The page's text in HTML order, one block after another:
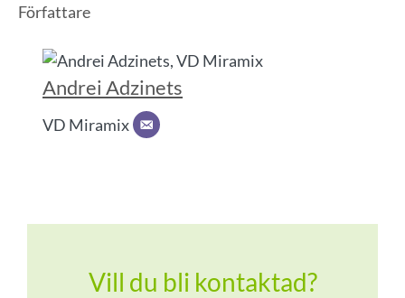
Författare
Andrei Adzinets
VD Miramix
Vill du bli kontaktad?